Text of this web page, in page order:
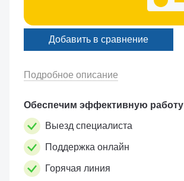
Подробное описание
Обеспечим эффективную работу
Выезд специалиста
Поддержка онлайн
Горячая линия
Добавить в сравнение